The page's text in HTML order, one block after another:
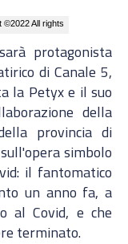
protagonista
di Canale 5,
la Petyx e il suo
della
provincia di
simbolo
il fantomatico
un anno fa, a
al Covid, e che
terminato.